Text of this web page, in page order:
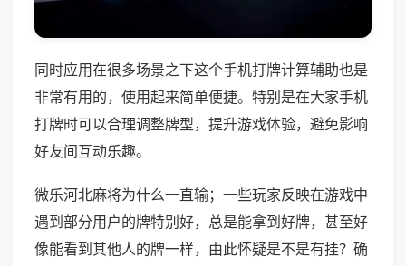
同时应用在很多场景之下这个手机打牌计算辅助也是
非常有用的，使用起来简单便捷。特别是在大家手机
打牌时可以合理调整牌型，提升游戏体验，避免影响
好友间互动乐趣。
微乐河北麻将为什么一直输；一些玩家反映在游戏中
遇到部分用户的牌特别好，总是能拿到好牌，甚至好
像能看到其他人的牌一样，由此怀疑是不是有挂？确